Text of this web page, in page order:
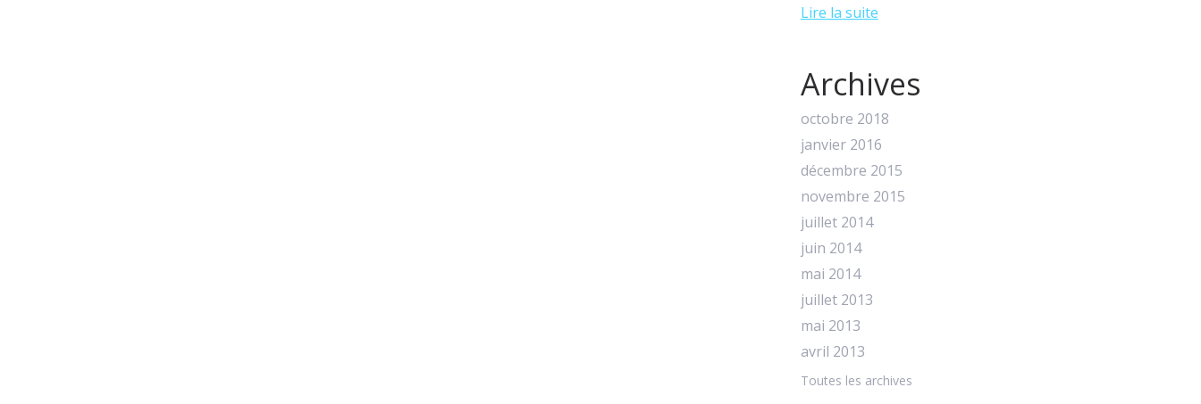
Lire la suite
Archives
octobre 2018
janvier 2016
décembre 2015
novembre 2015
juillet 2014
juin 2014
mai 2014
juillet 2013
mai 2013
avril 2013
Toutes les archives